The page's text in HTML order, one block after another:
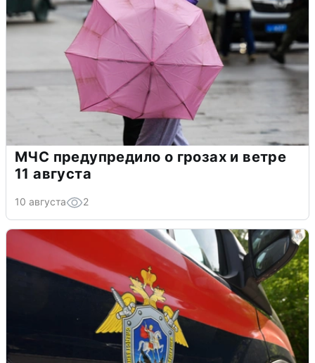
МЧС предупредило о грозах и ветре
11 августа
10 августа 2